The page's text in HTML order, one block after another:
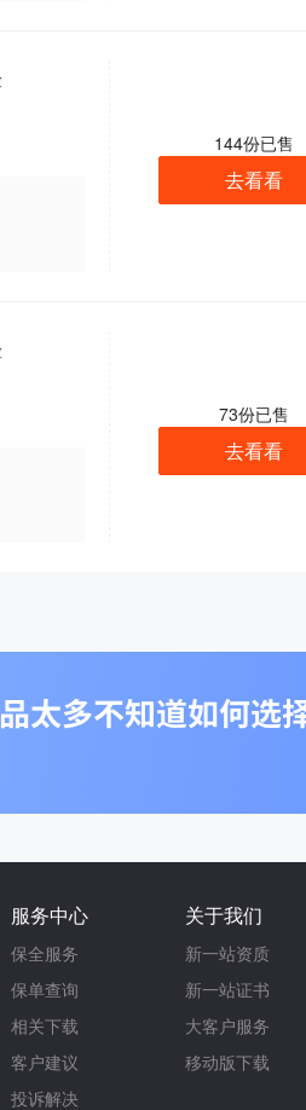
144份已售
去看看
73份已售
去看看
服务中心
保全服务
保单查询
相关下载
客户建议
投诉解决
关于我们
新一站资质
新一站证书
大客户服务
移动版下载